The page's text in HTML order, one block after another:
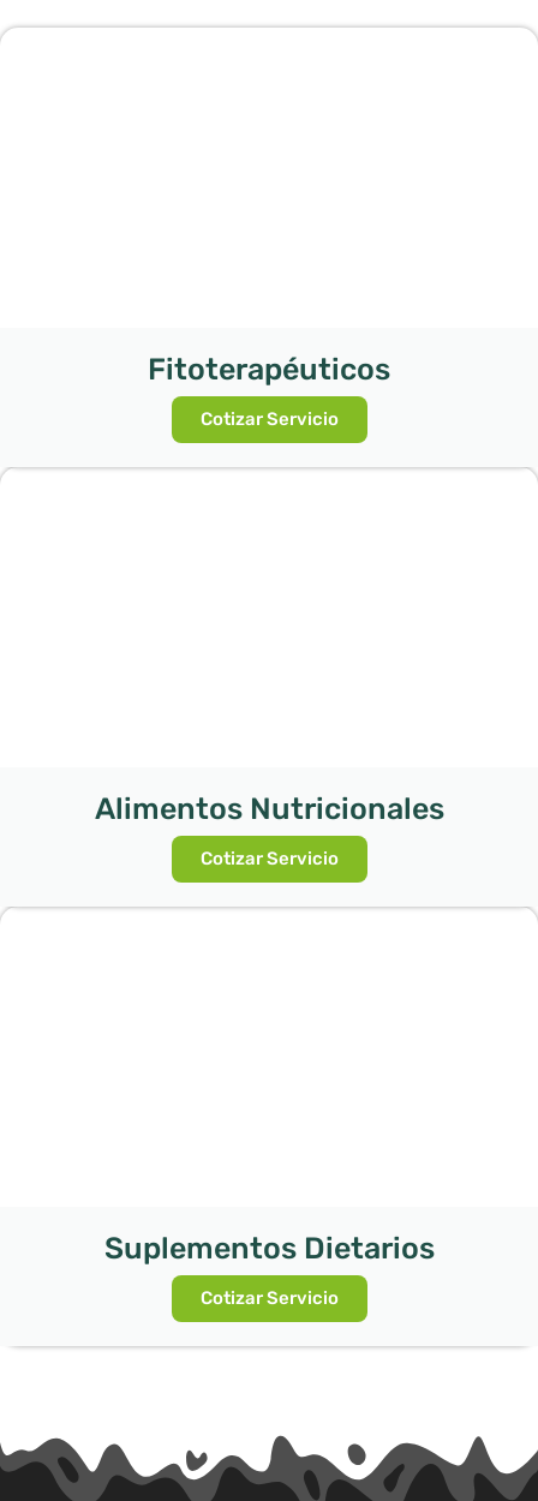
Fitoterapéuticos
Cotizar Servicio
Alimentos Nutricionales
Cotizar Servicio
Suplementos Dietarios
Cotizar Servicio